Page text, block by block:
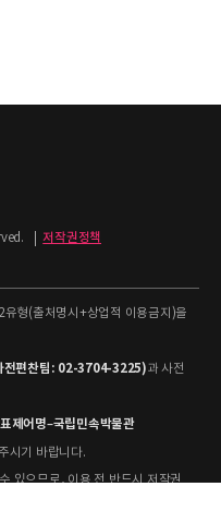
저작권정책
형(출처명시+상업적 이용금지)을
전편찬팀: 02-3704-3225)과 사전
제어명–국립민속박물관
시기 바랍니다.
있으므로, 이용 전 반드시 저작권